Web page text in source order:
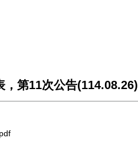
第11次公告(114.08.26)